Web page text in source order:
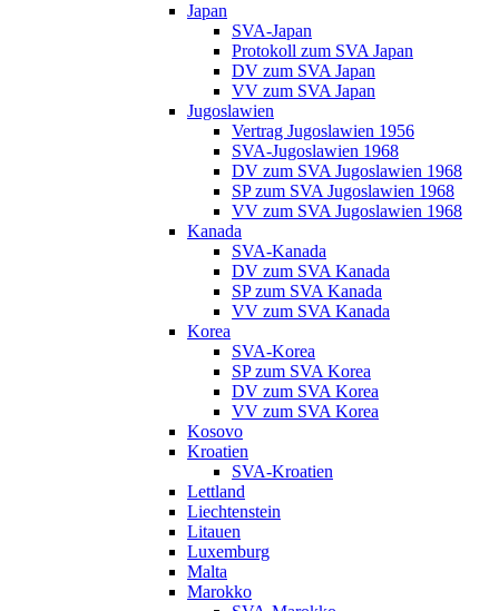
Japan
SVA-Japan
Protokoll zum SVA Japan
DV zum SVA Japan
VV zum SVA Japan
Jugoslawien
Vertrag Jugoslawien 1956
SVA-Jugoslawien 1968
DV zum SVA Jugoslawien 1968
SP zum SVA Jugoslawien 1968
VV zum SVA Jugoslawien 1968
Kanada
SVA-Kanada
DV zum SVA Kanada
SP zum SVA Kanada
VV zum SVA Kanada
Korea
SVA-Korea
SP zum SVA Korea
DV zum SVA Korea
VV zum SVA Korea
Kosovo
Kroatien
SVA-Kroatien
Lettland
Liechtenstein
Litauen
Luxemburg
Malta
Marokko